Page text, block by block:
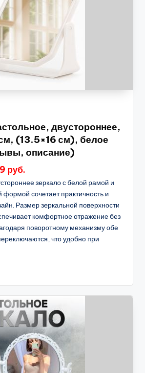
двустороннее,
(13.5×16 см), белое
описание)
руб.
зеркало с белой рамой и
формой сочетает практичность и
Размер зеркальной поверхности
комфортное отражение без
поворотному механизму обе
что удобно при